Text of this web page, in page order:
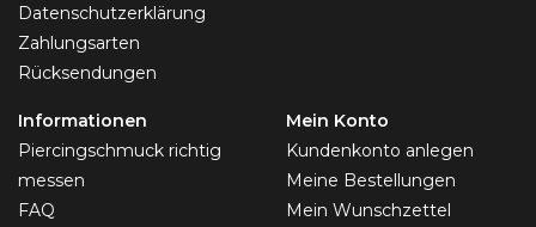
Datenschutzerklärung
Zahlungsarten
Rücksendungen
Informationen
Piercingschmuck richtig
messen
FAQ
Mein Konto
Kundenkonto anlegen
Meine Bestellungen
Mein Wunschzettel